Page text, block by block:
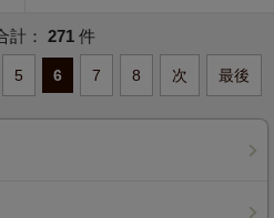
計： 271 件
5 6 7 8 次 最後